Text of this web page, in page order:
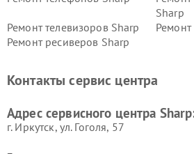
Sharp
Ремонт телевизоров Sharp
Ремонт ресиверов Sharp
Контакты сервис центра
Адрес сервисного центра
г. Иркутск, ул. ​Гоголя, 57